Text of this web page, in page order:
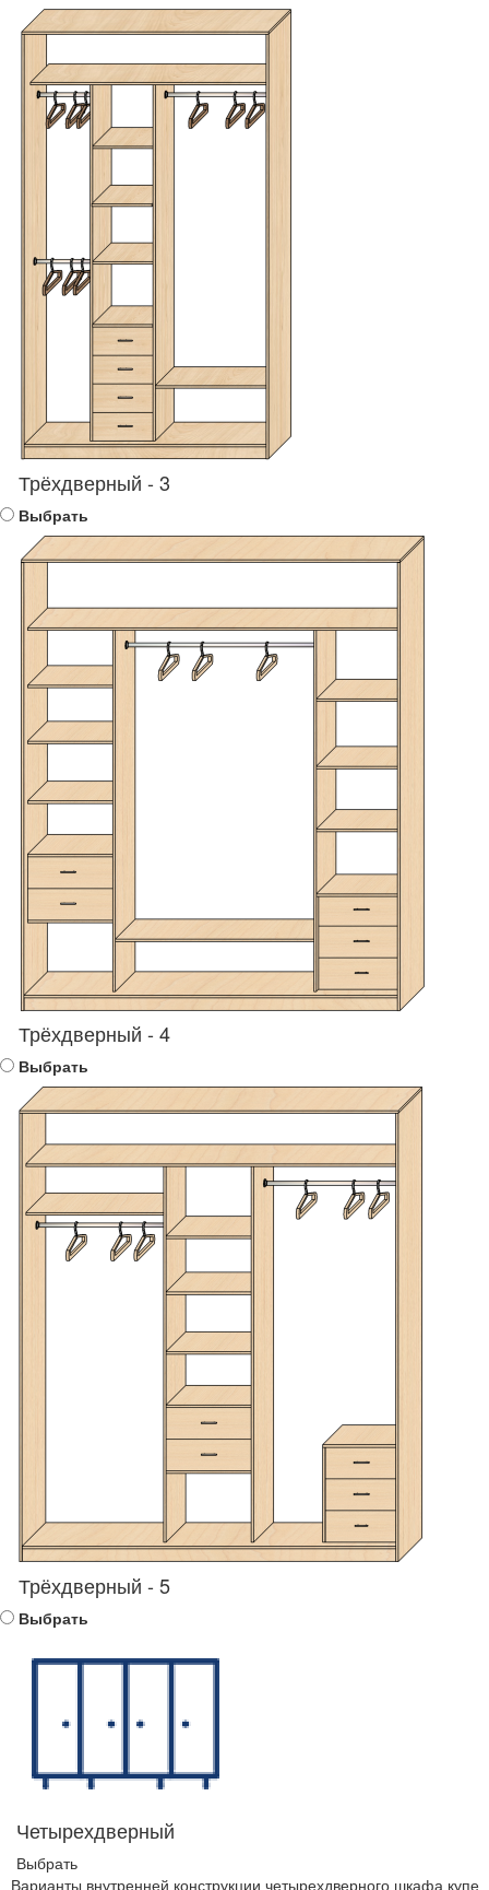
Трёхдверный - 3
Выбрать
Трёхдверный - 4
Выбрать
Трёхдверный - 5
Выбрать
Четырехдверный
Выбрать
Варианты внутренней конструкции четырехдверного шкафа купе